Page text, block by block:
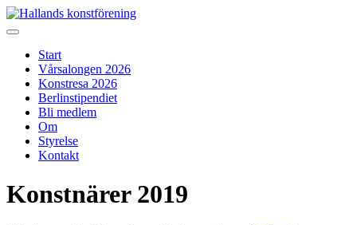
Skip
to
Start
Vårsalongen 2026
Konstresa 2026
Berlinstipendiet
Bli medlem
Om
Styrelse
Kontakt
Konstnärer 2019